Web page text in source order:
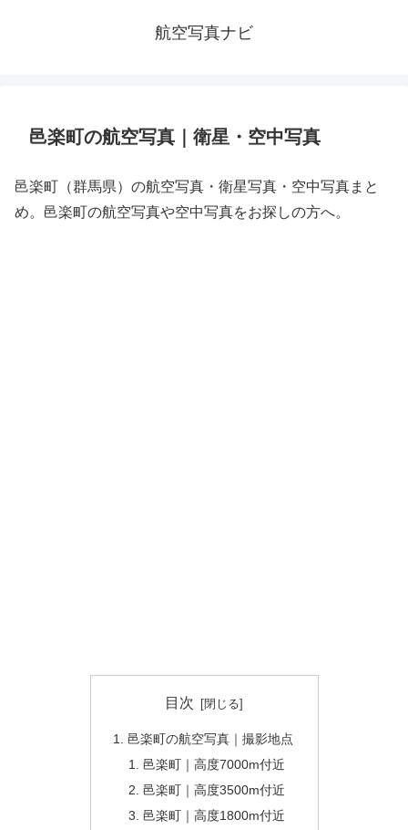
航空写真ナビ
邑楽町の航空写真｜衛星・空中写真
邑楽町（群馬県）の航空写真・衛星写真・空中写真まと
め。邑楽町の航空写真や空中写真をお探しの方へ。
目次
邑楽町の航空写真｜撮影地点
邑楽町｜高度7000m付近
邑楽町｜高度3500m付近
邑楽町｜高度1800m付近